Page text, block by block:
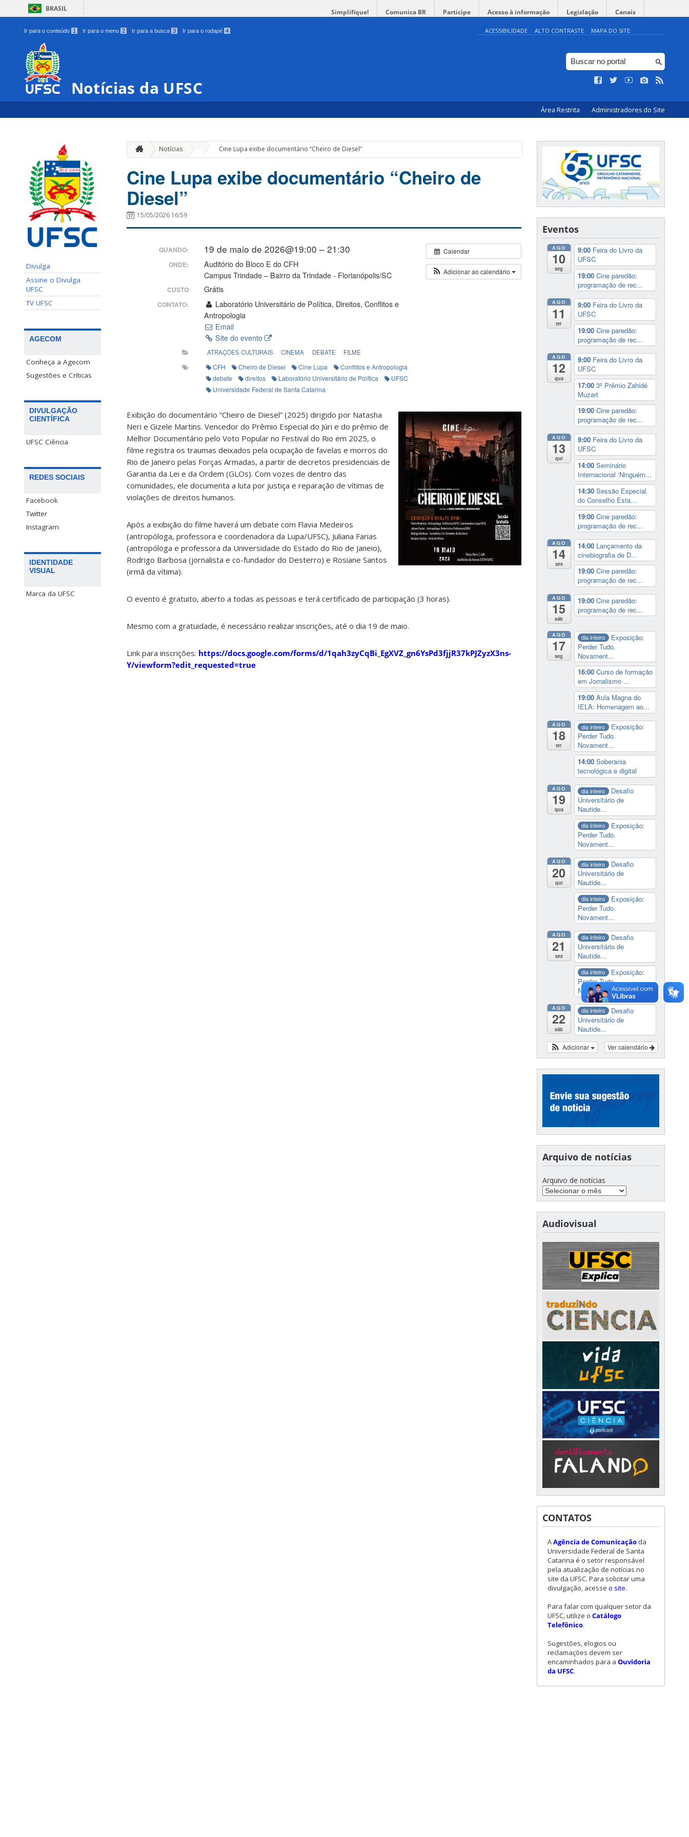
BRASIL Simplifique! Comunica BR Participe Acesso à informação Legislação Canais
Ir para o conteúdo 1 Ir para o menu 2 Ir para a busca 3 Ir para o rodapé 4 ACESSIBILIDADE ALTO CONTRASTE MAPA DO SITE
Notícias da UFSC
Área Restrita Administradores do Site
Divulga
Assine o Divulga
UFSC
TV UFSC
AGECOM
Conheça a Agecom
Sugestões e Críticas
DIVULGAÇÃO
CIENTÍFICA
UFSC Ciência
REDES SOCIAIS
Facebook
Twitter
Instagram
IDENTIDADE
VISUAL
Marca da UFSC
Notícias Cine Lupa exibe documentário “Cheiro de Diesel”
Cine Lupa exibe documentário “Cheiro de
Diesel”
15/05/2026 16:59
Calendar
Adicionar ao calendário
QUANDO: 19 de maio de 2026@19:00 – 21:30
ONDE:
Auditório do Bloco E do CFH
Campus Trindade – Bairro da Trindade - Florianópolis/SC
CUSTO Grátis
CONTATO:
Laboratório Universitário de Política, Direitos, Conflitos e
Antropologia
Email
Site do evento
ATRAÇÕES CULTURAIS CINEMA DEBATE FILME
CFH Cheiro de Diesel Cine Lupa
Conflitos e Antropologia
debate
direitos Laboratório Universitário de Política
UFSC
Universidade Federal de Santa Catarina
Exibição do documentário “Cheiro de Diesel” (2025) dirigido por Natasha
Neri e Gizele Martins. Vencedor do Prêmio Especial do Júri e do prêmio de
Melhor Documentário pelo Voto Popular no Festival do Rio em 2025, o
filme registra os traumas deixados pela ocupação de favelas e morros do
Rio de Janeiro pelas Forças Armadas, a partir de decretos presidenciais de
Garantia da Lei e da Ordem (GLOs). Com vozes de dentro das
comunidades, ele documenta a luta por justiça e reparação de vítimas de
violações de direitos humanos.
Após a exibição do filme haverá um debate com Flavia Medeiros
(antropóloga, professora e coordenadora da Lupa/UFSC), Juliana Farias
(antropóloga e professora da Universidade do Estado do Rio de Janeio),
Rodrigo Barbosa (jornalista e co-fundador do Desterro) e Rosiane Santos
(irmã da vítima).
O evento é gratuito, aberto a todas as pessoas e terá certificado de participação (3 horas).
Mesmo com a gratuidade, é necessário realizar inscrições, até o dia 19 de maio.
Link para inscrições: https://docs.google.com/forms/d/1qah3zyCqBi_EgXVZ_gn6YsPd3fjjR37kPJZyzX3ns-
Y/viewform?edit_requested=true
Eventos
AGO
10
seg
9:00 Feira do Livro da
UFSC
19:00 Cine paredão:
programação de rec...
AGO
11
ter
9:00 Feira do Livro da
UFSC
19:00 Cine paredão:
programação de rec...
AGO
12
qua
9:00 Feira do Livro da
UFSC
17:00 3º Prêmio Zahidé
Muzart
19:00 Cine paredão:
programação de rec...
AGO
13
qui
9:00 Feira do Livro da
UFSC
14:00 Seminário
Internacional ‘Ninguém...
14:30 Sessão Especial
do Conselho Esta...
19:00 Cine paredão:
programação de rec...
AGO
14
sex
14:00 Lançamento da
cinebiografia de D...
19:00 Cine paredão:
programação de rec...
AGO
15
sáb
19:00 Cine paredão:
programação de rec...
AGO
17
seg
dia inteiro
Exposição:
Perder Tudo.
Novament...
16:00 Curso de formação
em Jornalismo ...
19:00 Aula Magna do
IELA: Homenagem ao...
AGO
18
ter
dia inteiro
Exposição:
Perder Tudo.
Novament...
14:00 Soberania
tecnológica e digital
AGO
19
qua
dia inteiro
Desafio
Universitário de
Nautide...
dia inteiro
Exposição:
Perder Tudo.
Novament...
AGO
20
qui
dia inteiro
Desafio
Universitário de
Nautide...
dia inteiro
Exposição:
Perder Tudo.
Novament...
AGO
21
sex
dia inteiro
Desafio
Universitário de
Nautide...
dia inteiro
Exposição:
Perder Tudo.
Novament...
AGO
22
sáb
dia inteiro
Desafio
Universitário de
Nautide...
Ver calendário
Adicionar
Arquivo de notícias
Arquivo de notícias
Audiovisual
CONTATOS
AAgência de Comunicação da
Universidade Federal de Santa
Catarina é o setor responsável
pela atualização de notícias no
site da UFSC. Para solicitar uma
divulgação, acesse o site.
Para falar com qualquer setor da
UFSC, utilize o Catálogo
Telefônico.
Sugestões, elogios ou
reclamações devem ser
encaminhados para a Ouvidoria
da UFSC.